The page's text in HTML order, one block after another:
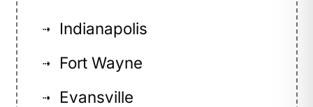
⇢ Indianapolis
⇢ Fort Wayne
⇢ Evansville